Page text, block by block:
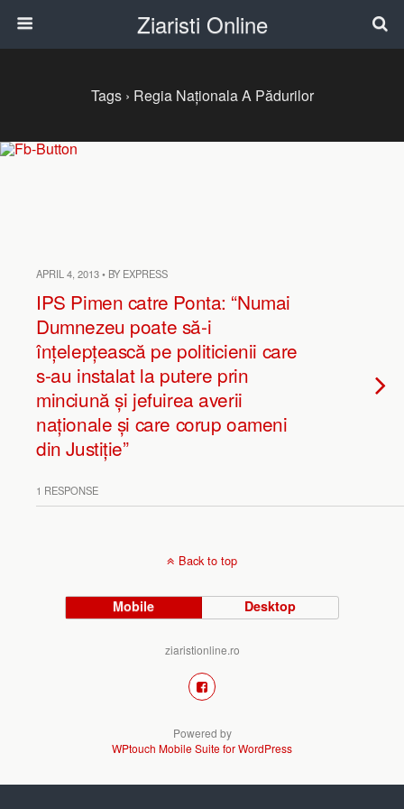
Ziaristi Online
Tags › Regia Naționala A Pădurilor
APRIL 4, 2013 • BY EXPRESS
IPS Pimen catre Ponta: “Numai
Dumnezeu poate să-i
înțelepțească pe politicienii care
s-au instalat la putere prin
minciună și jefuirea averii
naționale și care corup oameni
din Justiție”
1 RESPONSE
Back to top
Mobile Desktop
ziaristionline.ro
Powered by
WPtouch Mobile Suite for WordPress